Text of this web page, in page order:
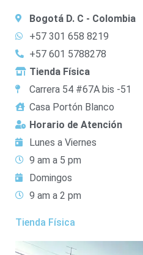
Bogotá D. C - Colombia
+57 301 658 8219
+57 601 5788278
Tienda Física
Carrera 54 #67A bis -51
Casa Portón Blanco
Horario de Atención
Lunes a Viernes
9 am a 5 pm
Domingos
9 am a 2 pm
Tienda Física